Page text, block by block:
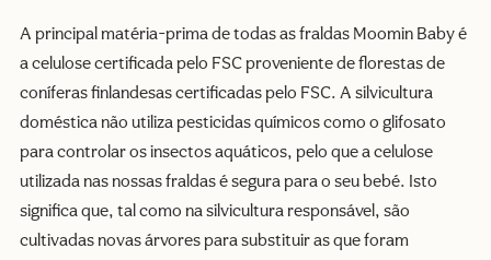
A principal matéria-prima de todas as fraldas Moomin Baby é
a celulose certificada pelo FSC proveniente de florestas de
coníferas finlandesas certificadas pelo FSC. A silvicultura
doméstica não utiliza pesticidas químicos como o glifosato
para controlar os insectos aquáticos, pelo que a celulose
utilizada nas nossas fraldas é segura para o seu bebé. Isto
significa que, tal como na silvicultura responsável, são
cultivadas novas árvores para substituir as que foram